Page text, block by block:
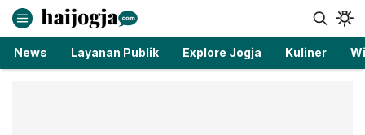
haijogja.com
Berita Jogja Terbaru dan Terkini
News Layanan Publik Explore Jogja Kuliner